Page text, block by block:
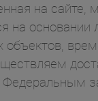
на
на
объектов,